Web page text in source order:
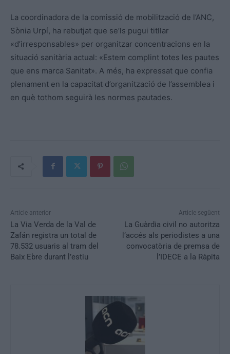
La coordinadora de la comissió de mobilització de l’ANC,
Sònia Urpí, ha rebutjat que se’ls pugui titllar
«d’irresponsables» per organitzar concentracions en la
situació sanitària actual: «Estem complint totes les pautes
que ens marca Sanitat». A més, ha expressat que confia
plenament en la capacitat d’organització de l’assemblea i
en què tothom seguirà les normes pautades.
Article anterior
La Via Verda de la Val de
Zafán registra un total de
78.532 usuaris al tram del
Baix Ebre durant l’estiu
Article següent
La Guàrdia civil no autoritza
l’accés als periodistes a una
convocatòria de premsa de
l’IDECE a la Ràpita